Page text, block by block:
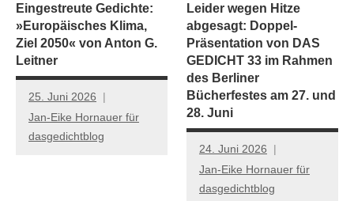
Eingestreute Gedichte:
»Europäisches Klima,
Ziel 2050« von Anton G.
Leitner
25. Juni 2026
Jan-Eike Hornauer für
dasgedichtblog
Leider wegen Hitze
abgesagt: Doppel-
Präsentation von DAS
GEDICHT 33 im Rahmen
des Berliner
Bücherfestes am 27. und
28. Juni
24. Juni 2026
Jan-Eike Hornauer für
dasgedichtblog